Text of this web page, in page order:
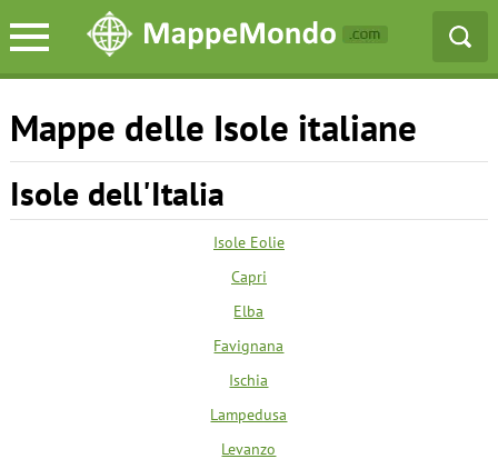
Mappe delle Isole italiane
Isole dell'Italia
Isole Eolie
Capri
Elba
Favignana
Ischia
Lampedusa
Levanzo